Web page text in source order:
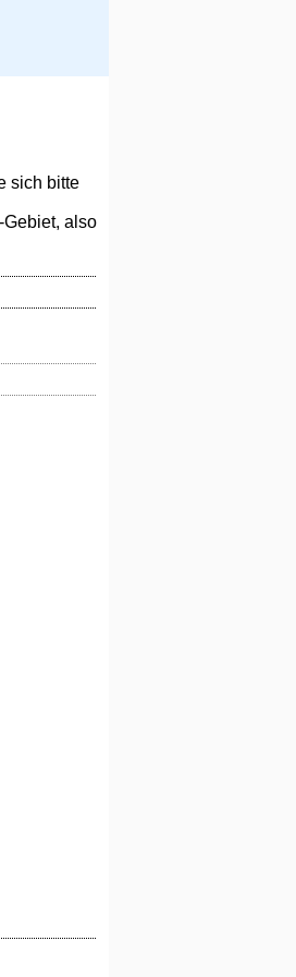
sich bitte
also